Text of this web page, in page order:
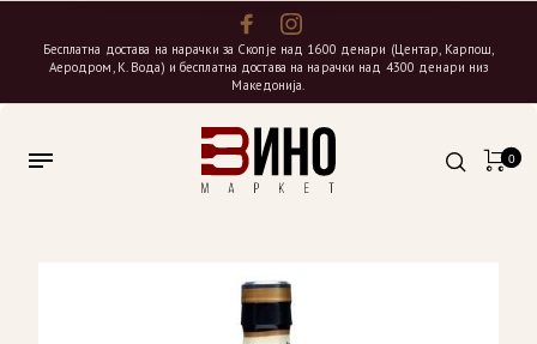
Бесплатна достава на нарачки за Скопје над 1600 денари (Центар, Карпош,
Аеродром, К. Вода) и бесплатна достава на нарачки над 4300 денари низ
Македонија.
0